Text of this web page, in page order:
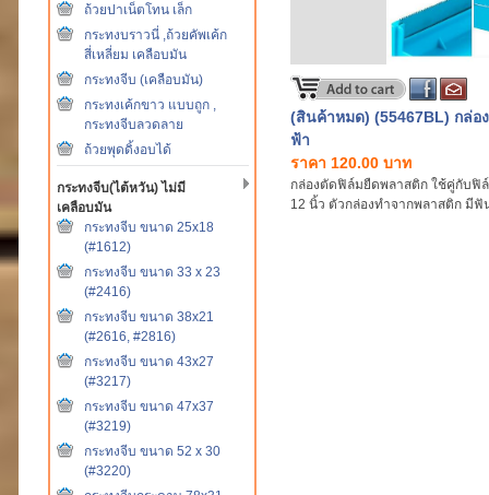
ถ้วยปาเน็ตโทน เล็ก
กระทงบราวนี่ ,ถ้วยคัพเค้ก
สี่เหลี่ยม เคลือบมัน
กระทงจีบ (เคลือบมัน)
กระทงเค้กขาว แบบถูก ,
กระทงจีบลวดลาย
ถ้วยพุดดิ้งอบได้
กระทงจีบ(ไต้หวัน) ไม่มี
เคลือบมัน
กระทงจีบ ขนาด 25x18
(#1612)
กระทงจีบ ขนาด 33 x 23
(#2416)
กระทงจีบ ขนาด 38x21
(#2616, #2816)
กระทงจีบ ขนาด 43x27
(#3217)
กระทงจีบ ขนาด 47x37
(#3219)
กระทงจีบ ขนาด 52 x 30
(#3220)
(สินค้าหมด) (55467BL) กล่
ฟ้า
ราคา 120.00 บาท
กล่องตัดฟิล์มยืดพลาสติก ใช้คู่กับฟิ
12 นิ้ว ตัวกล่องทำจากพลาสติก มีฟั